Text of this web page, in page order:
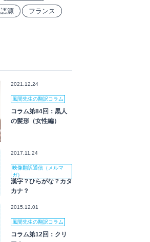
語源 フランス
2021.12.24
風間先生の翻訳コラム
コラム第84回：黒人
の髪形（女性編）
2017.11.24
映像翻訳通信（メルマ
ガ）
漢字？ひらがな？カタ
カナ？
2015.12.01
風間先生の翻訳コラム
コラム第12回：クリ